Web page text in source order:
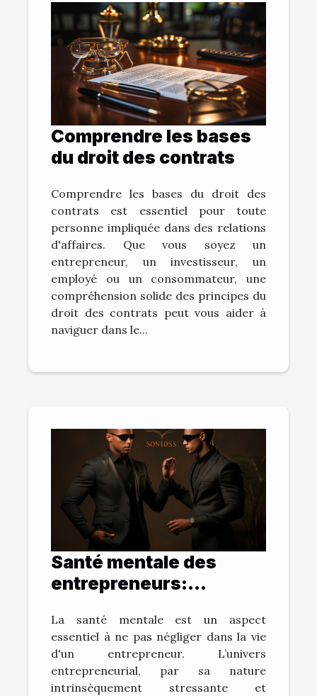
Comprendre les bases
du droit des contrats
Comprendre les bases du droit des
contrats est essentiel pour toute
personne impliquée dans des relations
d'affaires. Que vous soyez un
entrepreneur, un investisseur, un
employé ou un consommateur, une
compréhension solide des principes du
droit des contrats peut vous aider à
naviguer dans le...
Santé mentale des
entrepreneurs:
claire aide à combattre
le stress
La santé mentale est un aspect
essentiel à ne pas négliger dans la vie
d'un entrepreneur. L’univers
entrepreneurial, par sa nature
intrinsèquement stressante et